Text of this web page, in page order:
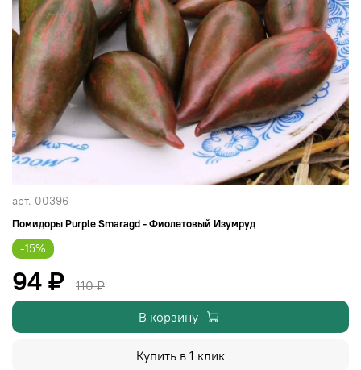
арт. 00396
Помидоры Purple Smaragd - Фиолетовый Изумруд
-15%
94 ₽
110 ₽
В корзину
Купить в 1 клик